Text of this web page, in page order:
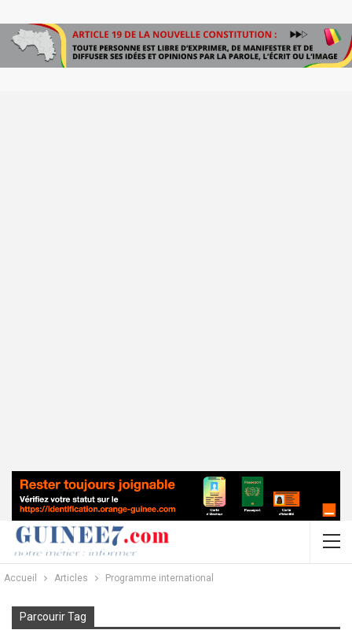
Accueil Articles Programme international
Parcourir Tag